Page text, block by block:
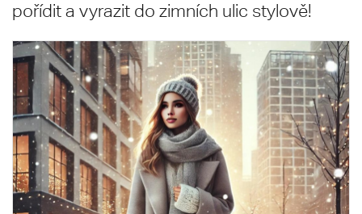
pořídit a vyrazit do zimních ulic stylově!